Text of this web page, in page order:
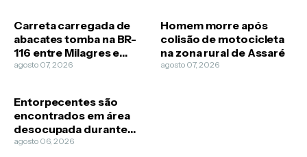
Carreta carregada de
abacates tomba na BR-
116 entre Milagres e
Barro
agosto 07, 2026
Homem morre após
colisão de motocicleta
na zona rural de Assaré
agosto 07, 2026
Entorpecentes são
encontrados em área
desocupada durante
diligência policial em
agosto 06, 2026